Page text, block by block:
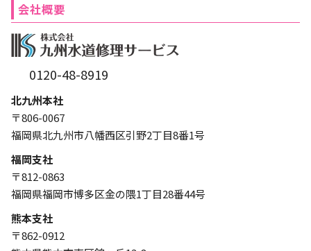
会社概要
0120-48-8919
北九州本社
〒806-0067
福岡県北九州市八幡西区引野2丁目8番1号
福岡支社
〒812-0863
福岡県福岡市博多区金の隈1丁目28番44号
熊本支社
〒862-0912